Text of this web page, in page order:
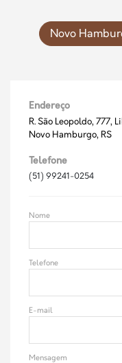
Novo
Endereço
R. São Leopoldo, 777,
Novo Hamburgo, RS
Telefone
(51) 99241-0254
Nome
Telefone
E-mail
Mensagem